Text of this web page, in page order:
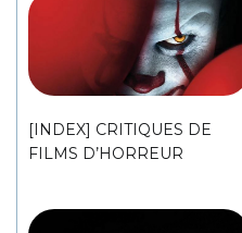
[INDEX] CRITIQUES DE
FILMS D’HORREUR